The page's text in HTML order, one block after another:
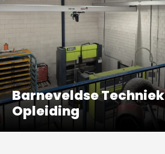
Barneveldse Techniek
Opleiding